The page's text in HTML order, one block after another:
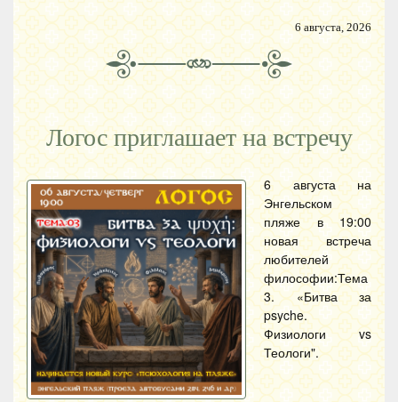
6 августа, 2026
Логос приглашает на встречу
6 августа на
Энгельском
пляже в 19:00
новая встреча
любителей
философии:Тема
3. «Битва за
psyche.
Физиологи vs
Теологи".